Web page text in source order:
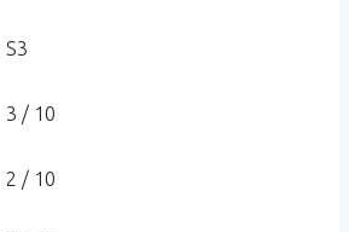
S3
3 / 10
2 / 10